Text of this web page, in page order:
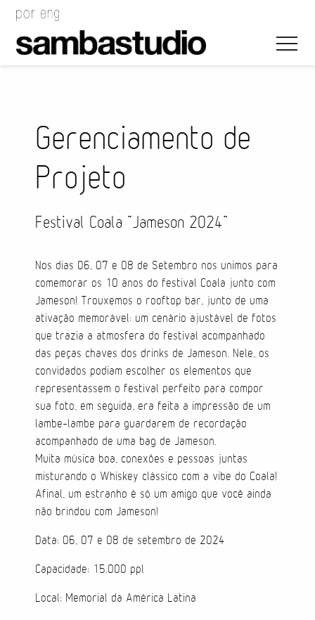
Direção Artística
Coordenação de Evento
Coordenação Técnica
Direção de Evento
Produção de Evento
Suporte de Evento
Sacolas
Cases
Gerenciamento de
Projeto
Festival Coala “Jameson 2024”
Nos dias 06, 07 e 08 de Setembro nos unimos para
comemorar os 10 anos do festival Coala junto com
Jameson! Trouxemos o rooftop bar, junto de uma
ativação memorável: um cenário ajustável de fotos
que trazia a atmosfera do festival acompanhado
das peças chaves dos drinks de Jameson. Nele, os
convidados podiam escolher os elementos que
representassem o festival perfeito para compor
sua foto, em seguida, era feita a impressão de um
lambe-lambe para guardarem de recordação
acompanhado de uma bag de Jameson.
Muita música boa, conexões e pessoas juntas
misturando o Whiskey clássico com a vibe do Coala!
Afinal, um estranho é só um amigo que você ainda
não brindou com Jameson!
Data: 06, 07 e 08 de setembro de 2024
Capacidade: 15.000 ppl
Local: Memorial da América Latina